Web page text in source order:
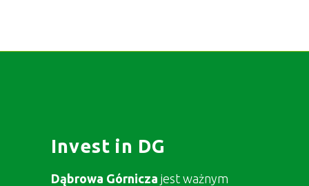
Invest in DG
Dąbrowa Górnicza jest ważnym